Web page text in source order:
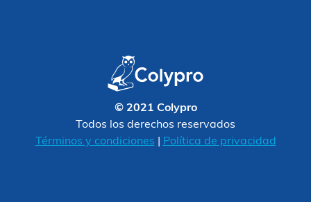
© 2021 Colypro
Todos los derechos reservados
Términos y condiciones
Política de privacidad